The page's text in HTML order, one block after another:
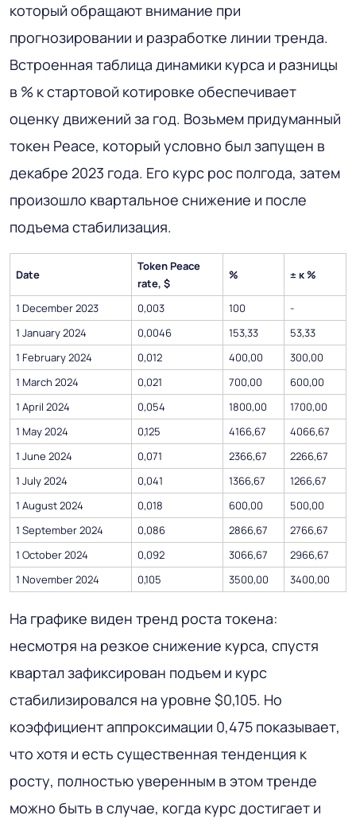
который обращают внимание при
прогнозировании и разработке линии тренда.
Встроенная таблица динамики курса и разницы
в % к стартовой котировке обеспечивает
оценку движений за год. Возьмем придуманный
токен Peace, который условно был запущен в
декабре 2023 года. Его курс рос полгода, затем
произошло квартальное снижение и после
подъема стабилизация.
Date
Token Peace
rate, $
% ± к %
1 December 2023 0,003 100
-
1 January 2024
0,0046 153,33
53,33
1 February 2024
0,012 400,00
300,00
1 March 2024
0,021 700,00
600,00
1 April 2024
0,054 1800,00
1700,00
1 May 2024
0,125 4166,67
4066,67
1 June 2024
0,071 2366,67
2266,67
1 July 2024
0,041 1366,67
1266,67
1 August 2024
0,018 600,00
500,00
1 September 2024
0,086 2866,67
2766,67
1 October 2024
0,092 3066,67
2966,67
1 November 2024
0,105 3500,00 3400,00
На графике виден тренд роста токена:
несмотря на резкое снижение курса, спустя
квартал зафиксирован подъем и курс
стабилизировался на уровне $0,105. Но
коэффициент аппроксимации 0,475 показывает,
что хотя и есть существенная тенденция к
росту, полностью уверенным в этом тренде
можно быть в случае, когда курс достигает и